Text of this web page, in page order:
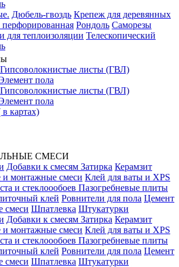
Дюбель-гвоздь Крепеж для деревянных
перфорированная Рондоль Саморезы
для теплоизоляции Телескопический
Гипсоволокнистые листы (ГВЛ)
пола
Гипсоволокнистые листы (ГВЛ)
пола
картах)
СМЕСИ
Добавки к смесям Затирка Керамзит
и монтажные смеси Клей для ваты и XPS
и стеклоообоев Пазогребневые плиты
клей Ровнители для пола Цемент
смеси Шпатлевка Штукатурки
Добавки к смесям Затирка Керамзит
и монтажные смеси Клей для ваты и XPS
и стеклоообоев Пазогребневые плиты
клей Ровнители для пола Цемент
смеси Шпатлевка Штукатурки